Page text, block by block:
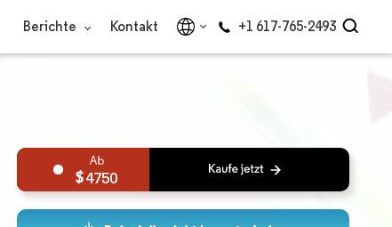
Berichte Kontakt +1 617-765-2493
4750